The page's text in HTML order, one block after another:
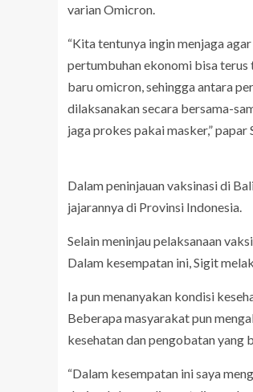
varian Omicron.
“Kita tentunya ingin menjaga
pertumbuhan ekonomi bisa
baru omicron, sehingga antara
dilaksanakan secara bersama-
jaga prokes pakai masker,” papar
Dalam peninjauan vaksinasi di
jajarannya di Provinsi Indonesia.
Selain meninjau pelaksanaan
Dalam kesempatan ini, Sigit
Ia pun menanyakan kondisi
Beberapa masyarakat pun
kesehatan dan pengobatan yang
“Dalam kesempatan ini saya